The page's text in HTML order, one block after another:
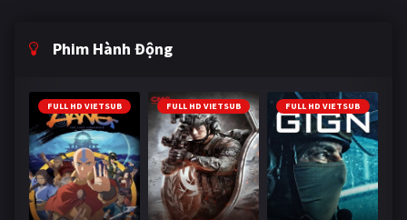
Phim Hành Động
FULL HD VIETSUB FULL HD VIETSUB FULL HD VIETSUB